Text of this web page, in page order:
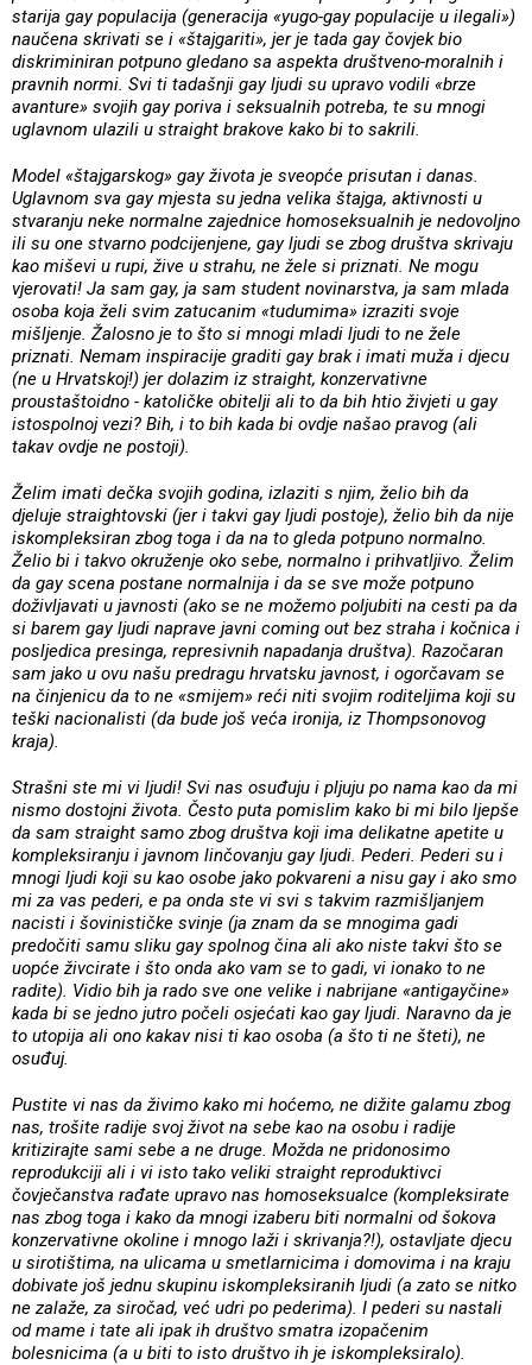
starija gay populacija (generacija «yugo-gay populacije u ilegali»)
naučena skrivati se i «štajgariti», jer je tada gay čovjek bio
diskriminiran potpuno gledano sa aspekta društveno-moralnih i
pravnih normi. Svi ti tadašnji gay ljudi su upravo vodili «brze
avanture» svojih gay poriva i seksualnih potreba, te su mnogi
uglavnom ulazili u straight brakove kako bi to sakrili.
Model «štajgarskog» gay života je sveopće prisutan i danas.
Uglavnom sva gay mjesta su jedna velika štajga, aktivnosti u
stvaranju neke normalne zajednice homoseksualnih je nedovoljno
ili su one stvarno podcijenjene, gay ljudi se zbog društva skrivaju
kao miševi u rupi, žive u strahu, ne žele si priznati. Ne mogu
vjerovati! Ja sam gay, ja sam student novinarstva, ja sam mlada
osoba koja želi svim zatucanim «tudumima» izraziti svoje
mišljenje. Žalosno je to što si mnogi mladi ljudi to ne žele
priznati. Nemam inspiracije graditi gay brak i imati muža i djecu
(ne u Hrvatskoj!) jer dolazim iz straight, konzervativne
proustaštoidno - katoličke obitelji ali to da bih htio živjeti u gay
istospolnoj vezi? Bih, i to bih kada bi ovdje našao pravog (ali
takav ovdje ne postoji).
Želim imati dečka svojih godina, izlaziti s njim, želio bih da
djeluje straightovski (jer i takvi gay ljudi postoje), želio bih da nije
iskompleksiran zbog toga i da na to gleda potpuno normalno.
Želio bi i takvo okruženje oko sebe, normalno i prihvatljivo. Želim
da gay scena postane normalnija i da se sve može potpuno
doživljavati u javnosti (ako se ne možemo poljubiti na cesti pa da
si barem gay ljudi naprave javni coming out bez straha i kočnica i
posljedica presinga, represivnih napadanja društva). Razočaran
sam jako u ovu našu predragu hrvatsku javnost, i ogorčavam se
na činjenicu da to ne «smijem» reći niti svojim roditeljima koji su
teški nacionalisti (da bude još veća ironija, iz Thompsonovog
kraja).
Strašni ste mi vi ljudi! Svi nas osuđuju i pljuju po nama kao da mi
nismo dostojni života. Često puta pomislim kako bi mi bilo ljepše
da sam straight samo zbog društva koji ima delikatne apetite u
kompleksiranju i javnom linčovanju gay ljudi. Pederi. Pederi su i
mnogi ljudi koji su kao osobe jako pokvareni a nisu gay i ako smo
mi za vas pederi, e pa onda ste vi svi s takvim razmišljanjem
nacisti i šovinističke svinje (ja znam da se mnogima gadi
predočiti samu sliku gay spolnog čina ali ako niste takvi što se
uopće živcirate i što onda ako vam se to gadi, vi ionako to ne
radite). Vidio bih ja rado sve one velike i nabrijane «antigayčine»
kada bi se jedno jutro počeli osjećati kao gay ljudi. Naravno da je
to utopija ali ono kakav nisi ti kao osoba (a što ti ne šteti), ne
osuđuj.
Pustite vi nas da živimo kako mi hoćemo, ne dižite galamu zbog
nas, trošite radije svoj život na sebe kao na osobu i radije
kritizirajte sami sebe a ne druge. Možda ne pridonosimo
reprodukciji ali i vi isto tako veliki straight reproduktivci
čovječanstva rađate upravo nas homoseksualce (kompleksirate
nas zbog toga i kako da mnogi izaberu biti normalni od šokova
konzervativne okoline i mnogo laži i skrivanja?!), ostavljate djecu
u sirotištima, na ulicama u smetlarnicima i domovima i na kraju
dobivate još jednu skupinu iskompleksiranih ljudi (a zato se nitko
ne zalaže, za siročad, već udri po pederima). I pederi su nastali
od mame i tate ali ipak ih društvo smatra izopačenim
bolesnicima (a u biti to isto društvo ih je iskompleksiralo).